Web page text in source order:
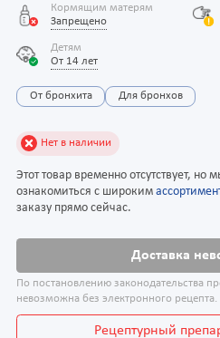
Кормящим матерям
Запрещено
Детям
От 14 лет
От бронхита Для бронхов
Нет в наличии
Этот товар временно отсутствует, но
ознакомиться с широким
заказу прямо сейчас.
Доставка
По постановлению законодательства
невозможна без электронного рецепта.
Рецептурный